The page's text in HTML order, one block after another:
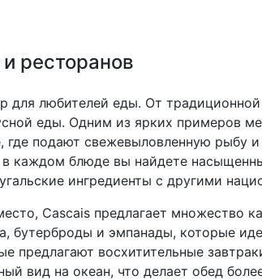
ресторанов
для любителей еды. От
еды. Одним из ярких примеров
где подают свежевыловленную
каждом блюде вы найдете
ингредиенты с другими
Cascais предлагает множество
бутерброды и эмпанады, которые
предлагают восхитительные
вид на океан, что делает обед